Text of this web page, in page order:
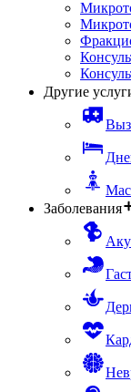
Другие
Заболевания